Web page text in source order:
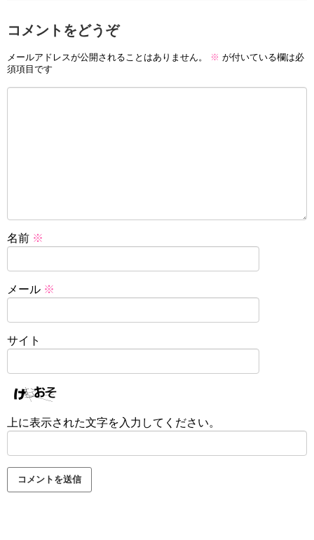
コメントをどうぞ
メールアドレスが公開されることはありません。 ※ が付いている欄は必
須項目です
名前 ※
メール ※
サイト
上に表示された文字を入力してください。